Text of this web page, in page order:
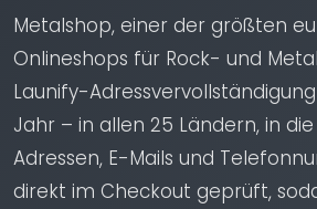
Metalshop, einer der größten
Onlineshops für Rock- und
Launify-
Jahr – in allen 25 Ländern, in
Adressen, E-Mails und
direkt im Checkout geprüft,